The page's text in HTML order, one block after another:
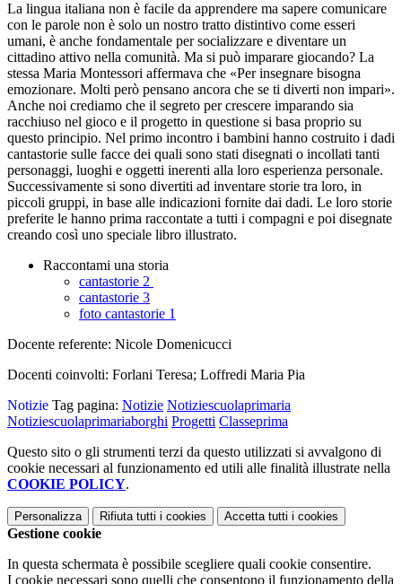
La lingua italiana non è facile da apprendere ma sapere comunicare
con le parole non è solo un nostro tratto distintivo come esseri
umani, è anche fondamentale per socializzare e diventare un
cittadino attivo nella comunità. Ma si può imparare giocando? La
stessa Maria Montessori affermava che «Per insegnare bisogna
emozionare. Molti però pensano ancora che se ti diverti non impari».
Anche noi crediamo che il segreto per crescere imparando sia
racchiuso nel gioco e il progetto in questione si basa proprio su
questo principio. Nel primo incontro i bambini hanno costruito i dadi
cantastorie sulle facce dei quali sono stati disegnati o incollati tanti
personaggi, luoghi e oggetti inerenti alla loro esperienza personale.
Successivamente si sono divertiti ad inventare storie tra loro, in
piccoli gruppi, in base alle indicazioni fornite dai dadi. Le loro storie
preferite le hanno prima raccontate a tutti i compagni e poi disegnate
creando così uno speciale libro illustrato.
Raccontami una storia
cantastorie 2
cantastorie 3
foto cantastorie 1
Docente referente: Nicole Domenicucci
Docenti coinvolti: Forlani Teresa; Loffredi Maria Pia
Notizie Tag pagina: Notizie Notiziescuolaprimaria
Notiziescuolaprimariaborghi Progetti Classeprima
Questo sito o gli strumenti terzi da questo utilizzati si avvalgono di
cookie necessari al funzionamento ed utili alle finalità illustrate nella
COOKIE POLICY.
Personalizza Rifiuta tutti i cookies Accetta tutti i cookies
Gestione cookie
In questa schermata è possibile scegliere quali cookie consentire.
I cookie necessari sono quelli che consentono il funzionamento della